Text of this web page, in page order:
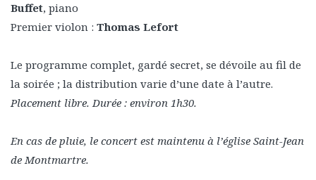
Buffet, piano
Premier violon : Thomas Lefort
Le programme complet, gardé secret, se dévoile au fil de
la soirée ; la distribution varie d’une date à l’autre.
Placement libre. Durée : environ 1h30.
En cas de pluie, le concert est maintenu à l’église Saint-Jean
de Montmartre.